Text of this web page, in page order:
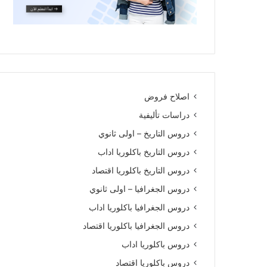
اصلاح فروض
دراسات تأليفية
دروس التاريخ – اولى ثانوي
دروس التاريخ باكلوريا اداب
دروس التاريخ باكلوريا اقتصاد
دروس الجغرافيا – اولى ثانوي
دروس الجغرافيا باكلوريا اداب
دروس الجغرافيا باكلوريا اقتصاد
دروس باكلوريا اداب
دروس باكلوريا اقتصاد